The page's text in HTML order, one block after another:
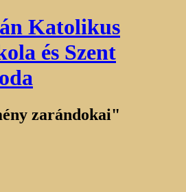
Katolikus
és Szent
zarándokai"